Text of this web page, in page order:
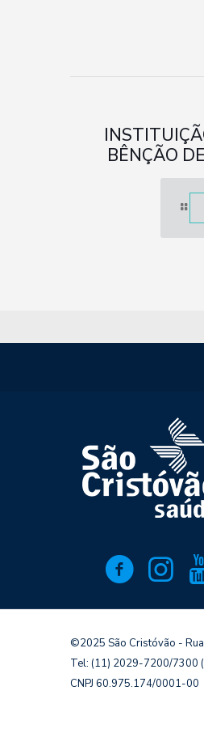
BÊNÇÃO
©2025 São Cristóvão -
Tel: (11) 2029-7200/7300
CNPJ 60.975.174/0001-00